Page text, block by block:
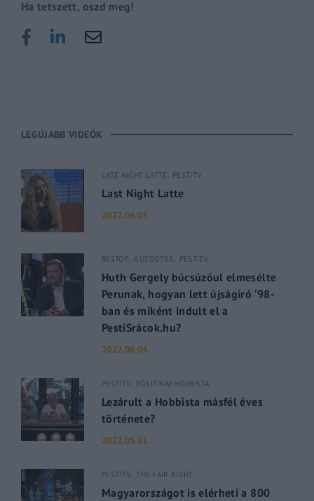
Ha tetszett, oszd meg!
LEGÚJABB VIDEÓK
LATE NIGHT LATTE PESTITV
Last Night Latte
2022.06.05.
BESTOF KÜZDŐTÉR PESTITV
Huth Gergely búcsúzóul elmesélte
Perunak, hogyan lett újságíró ’98-
ban és miként indult el a
PestiSrácok.hu?
2022.06.04.
PESTITV POLITIKAI HOBBISTA
Lezárult a Hobbista másfél éves
története?
2022.05.31.
PESTITV THE FAIR RIGHT
Magyarországot is elérheti a 800